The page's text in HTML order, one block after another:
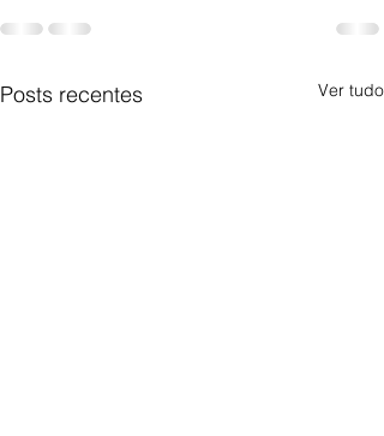
Posts recentes Ver tudo